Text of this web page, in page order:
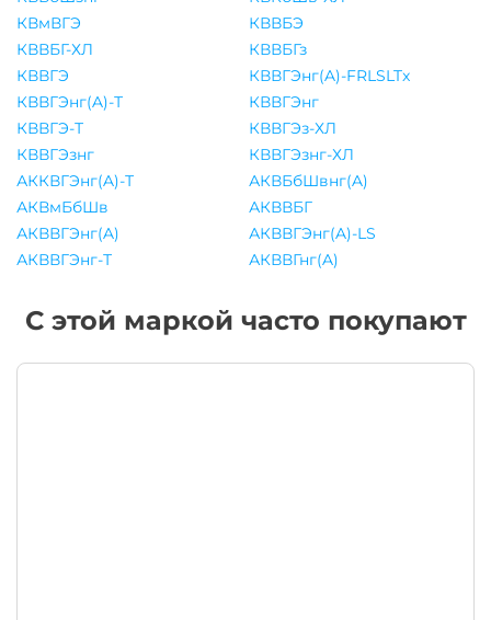
КВмВГЭ
КВВБЭ
КВВБГ-ХЛ
КВВБГз
КВВГЭ
КВВГЭнг(A)-FRLSLTx
КВВГЭнг(A)-Т
КВВГЭнг
КВВГЭ-Т
КВВГЭз-ХЛ
КВВГЭзнг
КВВГЭзнг-ХЛ
АККВГЭнг(A)-Т
АКВБбШвнг(A)
АКВмБбШв
АКВВБГ
АКВВГЭнг(A)
АКВВГЭнг(A)-LS
АКВВГЭнг-Т
АКВВГнг(A)
С этой маркой часто покупают